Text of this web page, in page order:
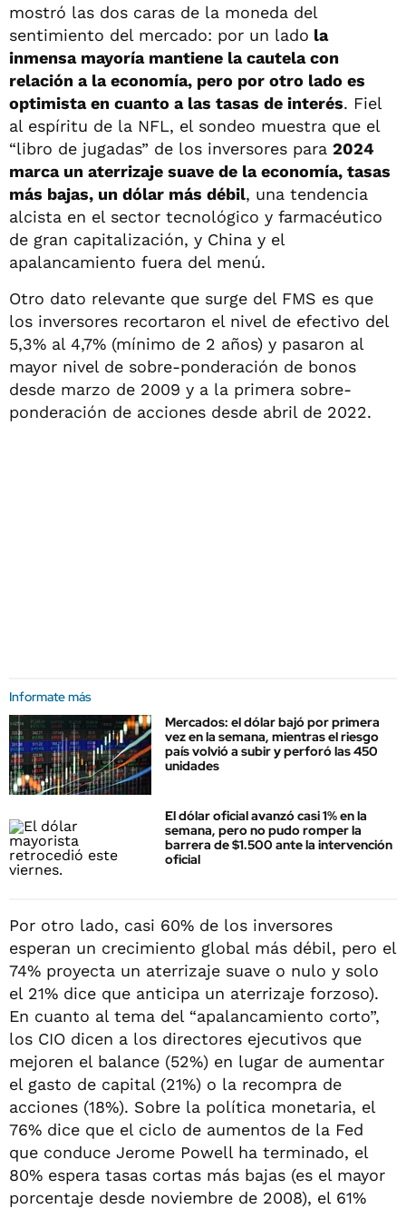
mostró las dos caras de la moneda del
sentimiento del mercado: por un lado la
inmensa mayoría mantiene la cautela con
relación a la economía, pero por otro lado es
optimista en cuanto a las tasas de interés. Fiel
al espíritu de la NFL, el sondeo muestra que el
“libro de jugadas” de los inversores para 2024
marca un aterrizaje suave de la economía, tasas
más bajas, un dólar más débil, una tendencia
alcista en el sector tecnológico y farmacéutico
de gran capitalización, y China y el
apalancamiento fuera del menú.
Otro dato relevante que surge del FMS es que
los inversores recortaron el nivel de efectivo del
5,3% al 4,7% (mínimo de 2 años) y pasaron al
mayor nivel de sobre-ponderación de bonos
desde marzo de 2009 y a la primera sobre-
ponderación de acciones desde abril de 2022.
Informate más
Mercados: el dólar bajó por primera
vez en la semana, mientras el riesgo
país volvió a subir y perforó las 450
unidades
El dólar oficial avanzó casi 1% en la
semana, pero no pudo romper la
barrera de $1.500 ante la intervención
oficial
Por otro lado, casi 60% de los inversores
esperan un crecimiento global más débil, pero el
74% proyecta un aterrizaje suave o nulo y solo
el 21% dice que anticipa un aterrizaje forzoso).
En cuanto al tema del “apalancamiento corto”,
los CIO dicen a los directores ejecutivos que
mejoren el balance (52%) en lugar de aumentar
el gasto de capital (21%) o la recompra de
acciones (18%). Sobre la política monetaria, el
76% dice que el ciclo de aumentos de la Fed
que conduce Jerome Powell ha terminado, el
80% espera tasas cortas más bajas (es el mayor
porcentaje desde noviembre de 2008), el 61%